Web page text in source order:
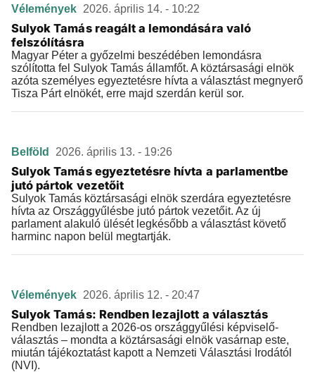
Vélemények 2026. április 14. - 10:22
Sulyok Tamás reagált a lemondására való
felszólításra
Magyar Péter a győzelmi beszédében lemondásra
szólította fel Sulyok Tamás államfőt. A köztársasági elnök
azóta személyes egyeztetésre hívta a választást megnyerő
Tisza Párt elnökét, erre majd szerdán kerül sor.
Belföld 2026. április 13. - 19:26
Sulyok Tamás egyeztetésre hívta a parlamentbe
jutó pártok vezetőit
Sulyok Tamás köztársasági elnök szerdára egyeztetésre
hívta az Országgyűlésbe jutó pártok vezetőit. Az új
parlament alakuló ülését legkésőbb a választást követő
harminc napon belül megtartják.
Vélemények 2026. április 12. - 20:47
Sulyok Tamás: Rendben lezajlott a választás
Rendben lezajlott a 2026-os országgyűlési képviselő-
választás – mondta a köztársasági elnök vasárnap este,
miután tájékoztatást kapott a Nemzeti Választási Irodától
(NVI).